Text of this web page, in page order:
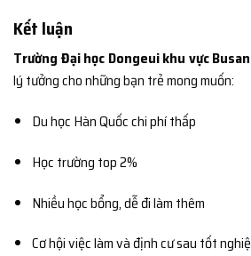
Kết luận
Trường Đại học Dongeui khu vực
lý tưởng cho những bạn trẻ mong muốn:
Du học Hàn Quốc chi phí thấp
Học trường top 2%
Nhiều học bổng, dễ đi làm thêm
Cơ hội việc làm và định cư sau tốt